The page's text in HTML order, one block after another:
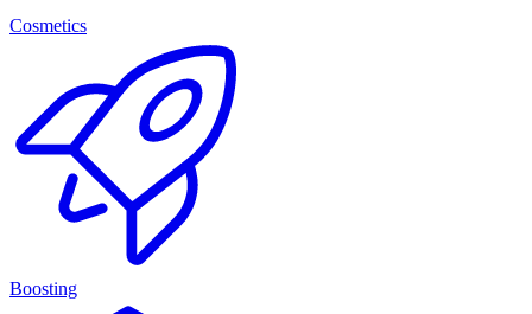
Cosmetics
Boosting